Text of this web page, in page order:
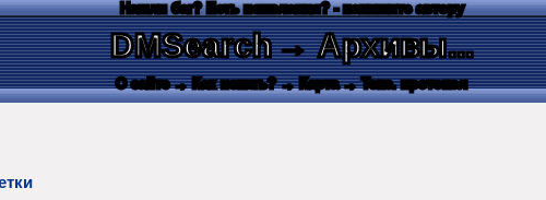
Нашли баг? Есть пожелания? - напишите автору
DMSearch→ Архивы...
О сайте → Как искать? → Карта → Текс. протокол